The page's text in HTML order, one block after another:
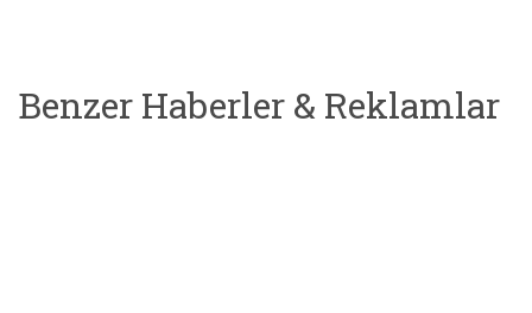
Benzer Haberler & Reklamlar